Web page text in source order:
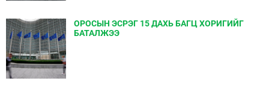
ОРОСЫН ЭСРЭГ 15 ДАХЬ БАГЦ ХОРИГИЙГ
БАТАЛЖЭЭ